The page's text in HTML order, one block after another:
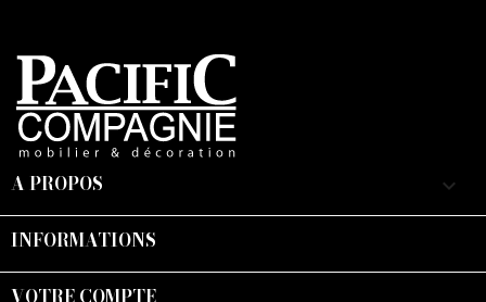
A PROPOS keyboard_arrow_down
INFORMATIONS